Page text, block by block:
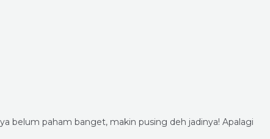
belum paham banget, makin pusing deh jadinya! Apalagi